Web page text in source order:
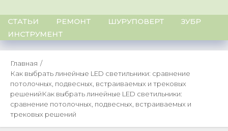
СТАТЬИ РЕМОНТ ШУРУПОВЕРТ
ЗУБР
ИНСТРУМЕНТ
Главная
Как выбрать линейные LED светильники: сравнение
потолочных, подвесных, встраиваемых и трековых
решенийКак выбрать линейные LED светильники:
сравнение потолочных, подвесных, встраиваемых и
трековых решений